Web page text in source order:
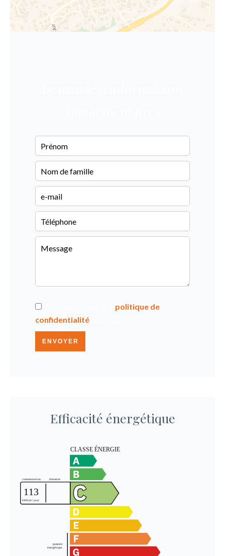
politique de
confidentialité
ENVOYER
Efficacité énergétique